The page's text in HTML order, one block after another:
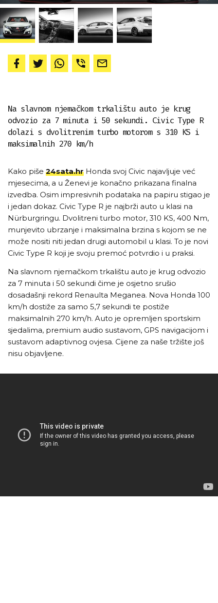
Na slavnom njemačkom trkalištu auto je krug
odvozio za 7 minuta i 50 sekundi. Civic Type R
dolazi s dvolitrenim turbo motorom s 310 KS i
maksimalnih 270 km/h
Kako piše 24sata.hr Honda svoj Civic najavljuje već
mjesecima, a u Ženevi je konačno prikazana finalna
izvedba. Osim impresivnih podataka na papiru stigao je
i jedan dokaz. Civic Type R je najbrži auto u klasi na
Nürburgringu. Dvolitreni turbo motor, 310 KS, 400 Nm,
munjevito ubrzanje i maksimalna brzina s kojom se ne
može nositi niti jedan drugi automobil u klasi. To je novi
Civic Type R koji je svoju premoć potvrdio i u praksi.
Na slavnom njemačkom trkalištu auto je krug odvozio
za 7 minuta i 50 sekundi čime je osjetno srušio
dosadašnji rekord Renaulta Meganea. Nova Honda 100
km/h dostiže za samo 5,7 sekundi te postiže
maksimalnih 270 km/h. Auto je opremljen sportskim
sjedalima, premium audio sustavom, GPS navigacijom i
sustavom adaptivnog ovjesa. Cijene za naše tržište još
nisu objavljene.